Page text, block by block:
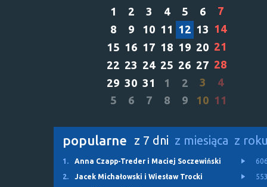
1 2 3 4 5 6
7
8
9 10 11 12 13 14
15 16 17 18 19 20 21
22 23 24 25 26 27 28
29 30 31 1 2 3
4
5
6 7 8 9 10 11
popularne z 7 dni z miesiąca z
1. Anna Czapp-Treder i Maciej Soczewiński
2.
Jacek Michałowski i Wiesław Trocki